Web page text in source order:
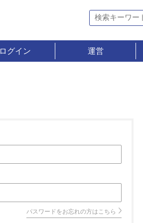
ログイン 運営
パスワードをお忘れの方はこちら